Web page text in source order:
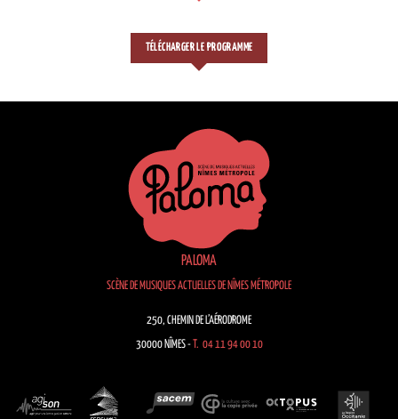
TÉLÉCHARGER LE PROGRAMME
PALOMA
SCÈNE DE MUSIQUES ACTUELLES DE NÎMES MÉTROPOLE
250, CHEMIN DE L’AÉRODROME
30000 NÎMES - T. 04 11 94 00 10